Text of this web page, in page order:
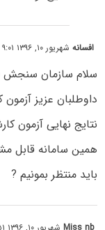
افسانهشهریور ۱۰, ۱۳۹۶ at ۹:۰۱ ب٫ظ
سلام سازمان سنجش
همین سامانه قابل
باید منتظر بمونیم ?